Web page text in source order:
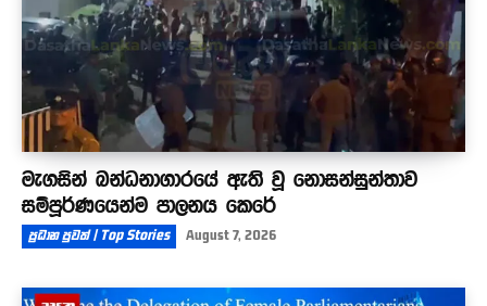
මැගසින් බන්ධනාගාරයේ ඇති වූ නොසන්සුන්තාව
සම්පූර්ණයෙන්ම පාලනය කෙරේ
ප්‍රධාන පුවත් | Top Stories August 7, 2026